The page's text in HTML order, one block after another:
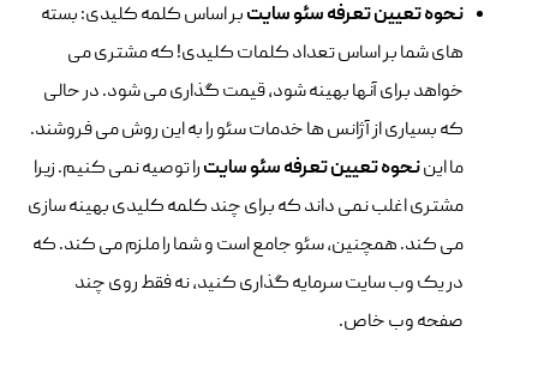
نحوهتعیین تعرفه سئو سایتبر اساس کلمه کلیدی: بسته
های شما بر اساس تعداد کلمات کلیدی! که مشتری می
خواهد برای آنها بهینه شود، قیمت گذاری می شود. در حالی
که بسیاری از آژانس ها خدمات سئو را به این روش می فروشند.
ما ایننحوهتعیین تعرفه سئو سایترا توصیه نمی کنیم. زیرا
مشتری اغلب نمی داند که برای چند کلمه کلیدی بهینه سازی
می کند. همچنین، سئو جامع است و شما را ملزم می کند. که
در یک وب سایت سرمایه گذاری کنید، نه فقط روی چند
صفحه وب خاص.